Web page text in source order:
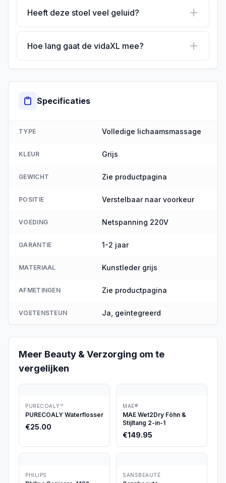
Heeft deze stoel veel geluid?
Hoe lang gaat de vidaXL mee?
Specificaties
TYPE Volledige lichaamsmassage
KLEUR Grijs
GEWICHT Zie productpagina
POSITIE Verstelbaar naar voorkeur
VOEDING Netspanning 220V
GARANTIE 1-2 jaar
MATERIAAL Kunstleder grijs
AFMETINGEN Zie productpagina
VOETENSTEUN Ja, geïntegreerd
Meer Beauty & Verzorging om te
vergelijken
PURECOALY™
PURECOALY Waterflosser
€25.00
MAE®
MAE Wet2Dry Föhn &
Stijltang 2-in-1
€149.95
PHILIPS SANSBEAUTÉ